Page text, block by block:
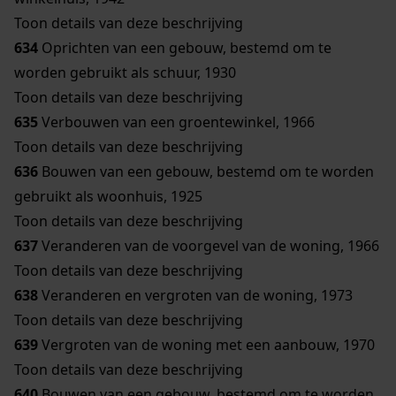
Toon details van deze beschrijving
634 Oprichten van een gebouw, bestemd om te
worden gebruikt als schuur, 1930
Toon details van deze beschrijving
635Verbouwen van een groentewinkel, 1966
Toon details van deze beschrijving
636 Bouwen van een gebouw, bestemd om te worden
gebruikt als woonhuis, 1925
Toon details van deze beschrijving
637Veranderen van de voorgevel van de woning, 1966
Toon details van deze beschrijving
638Veranderen en vergroten van de woning, 1973
Toon details van deze beschrijving
639Vergroten van de woning met een aanbouw, 1970
Toon details van deze beschrijving